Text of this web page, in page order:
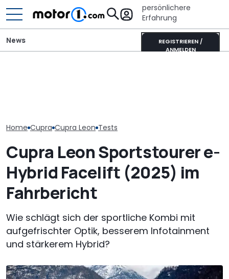
persönlichere
Erfahrung
REGISTRIEREN /
ANMELDEN
News
Home Cupra Cupra Leon Tests
Cupra Leon Sportstourer e-
Hybrid Facelift (2025) im
Fahrbericht
Wie schlägt sich der sportliche Kombi mit
aufgefrischter Optik, besserem Infotainment
und stärkerem Hybrid?